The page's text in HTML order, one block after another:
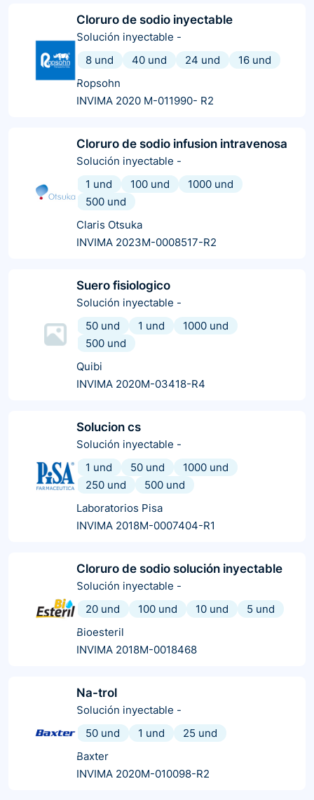
Cloruro de sodio inyectable
Solución inyectable -
8 und
40 und 24 und
16 und
Ropsohn
INVIMA 2020 M-011990- R2
Cloruro de sodio infusion intravenosa
Solución inyectable -
1 und
100 und
1000 und
500 und
Claris Otsuka
INVIMA 2023M-0008517-R2
Suero fisiologico
Solución inyectable -
50 und
1 und
1000 und
500 und
Quibi
INVIMA 2020M-03418-R4
Solucion cs
Solución inyectable -
1 und
50 und
1000 und
250 und
500 und
Laboratorios Pisa
INVIMA 2018M-0007404-R1
Cloruro de sodio solución inyectable
Solución inyectable -
20 und
100 und 10 und
5 und
Bioesteril
INVIMA 2018M-0018468
Na-trol
Solución inyectable -
50 und
1 und
25 und
Baxter
INVIMA 2020M-010098-R2